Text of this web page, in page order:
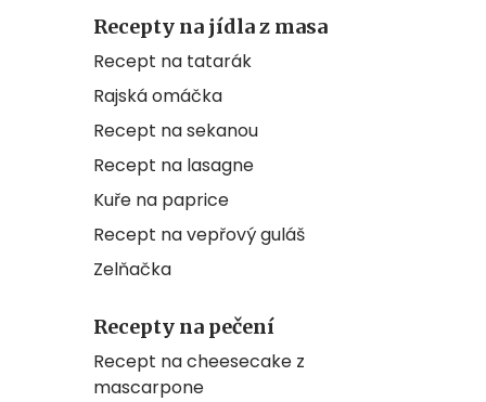
Recepty na jídla z masa
Recept na tatarák
Rajská omáčka
Recept na sekanou
Recept na lasagne
Kuře na paprice
Recept na vepřový guláš
Zelňačka
Recepty na pečení
Recept na cheesecake z
mascarpone